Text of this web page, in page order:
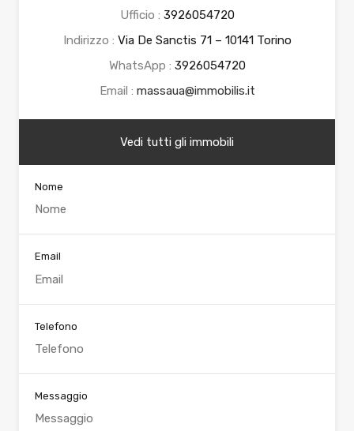
Ufficio : 3926054720
Indirizzo : Via De Sanctis 71 – 10141 Torino
WhatsApp : 3926054720
Email : massaua@immobilis.it
Vedi tutti gli immobili
Nome
Email
Telefono
Messaggio